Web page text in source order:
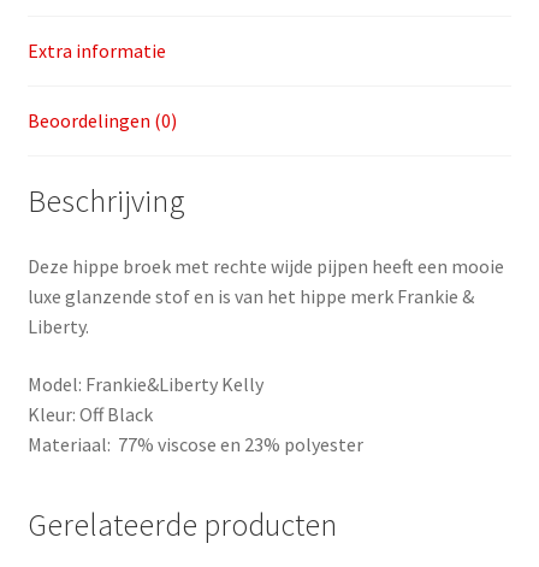
Extra informatie
Beoordelingen (0)
Beschrijving
Deze hippe broek met rechte wijde pijpen heeft een mooie
luxe glanzende stof en is van het hippe merk Frankie &
Liberty.
Model: Frankie&Liberty Kelly
Kleur: Off Black
Materiaal: 77% viscose en 23% polyester
Gerelateerde producten